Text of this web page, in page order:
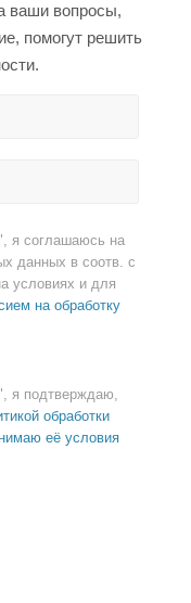
ваши вопросы,
помогут решить
я соглашаюсь на
данных в соотв. с
условиях и для
на обработку
я подтверждаю,
обработки
её условия